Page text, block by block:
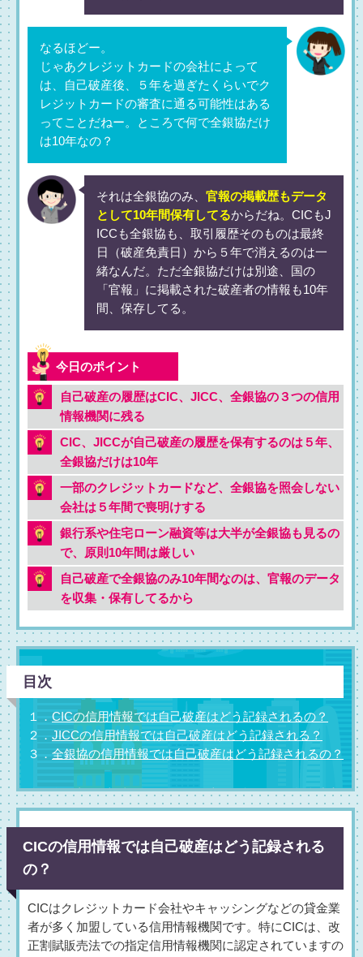
なるほどー。
じゃあクレジットカードの会社によって
は、自己破産後、５年を過ぎたくらいでク
レジットカードの審査に通る可能性はある
ってことだねー。ところで何で全銀協だけ
は10年なの？
それは全銀協のみ、 官報の掲載歴もデータ
として10年間保有してるからだね。CICもJ
ICCも全銀協も、取引履歴そのものは最終
日（破産免責日）から５年で消えるのは一
緒なんだ。ただ全銀協だけは別途、国の
「官報」に掲載された破産者の情報も10年
間、保存してる。
自己破産の履歴はCIC、JICC、全銀協の３つの信用
情報機関に残る
CIC、JICCが自己破産の履歴を保有するのは５年、
全銀協だけは10年
一部のクレジットカードなど、全銀協を照会しない
会社は５年間で喪明けする
銀行系や住宅ローン融資等は大半が全銀協も見るの
で、原則10年間は厳しい
自己破産で全銀協のみ10年間なのは、官報のデータ
を収集・保有してるから
目次
１． CICの信用情報では自己破産はどう記録されるの？
２． JICCの信用情報では自己破産はどう記録される？
３． 全銀協の信用情報では自己破産はどう記録されるの？
CICの信用情報では自己破産はどう記録される
の？
CICはクレジットカード会社やキャッシングなどの貸金業
者が多く加盟している信用情報機関です。特にCICは、改
正割賦販売法での指定信用情報機関に認定されていますの